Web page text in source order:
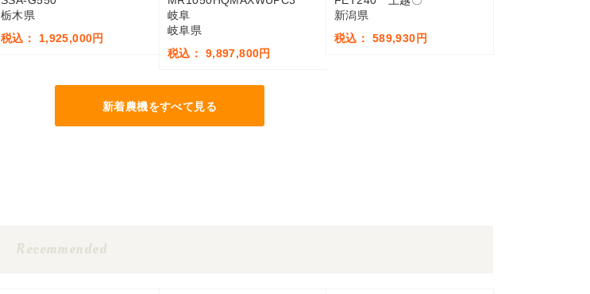
栃木県
税込： 1,925,000円
岐阜
岐阜県
税込： 9,897,800円
新潟県
税込： 589,930円
新着農機をすべて見る
Recommended